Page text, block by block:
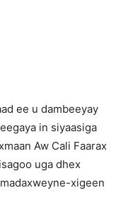
ee u dambeeyay
in siyaasiga
Aw Cali Faarax
uga dhex
xigeen